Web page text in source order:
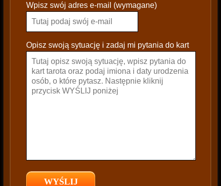
s
e
a
e
Wpisz swój adres e-mail (wymagane)
Opisz swoją sytuację i zadaj mi pytania do kart